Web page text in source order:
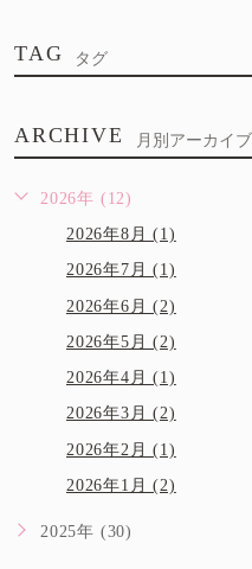
TAG タグ
ARCHIVE 月別アーカイブ
2026年 (12)
2026年8月 (1)
2026年7月 (1)
2026年6月 (2)
2026年5月 (2)
2026年4月 (1)
2026年3月 (2)
2026年2月 (1)
2026年1月 (2)
2025年 (30)